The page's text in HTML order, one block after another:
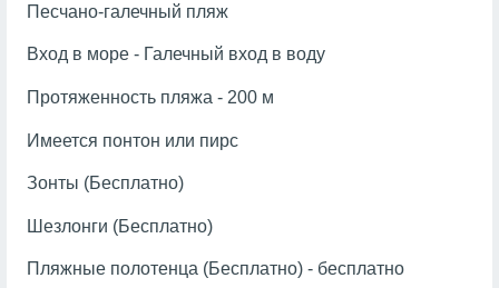
Песчано-галечный пляж
Вход в море - Галечный вход в воду
Протяженность пляжа - 200 м
Имеется понтон или пирс
Зонты (Бесплатно)
Шезлонги (Бесплатно)
Пляжные полотенца (Бесплатно) - бесплатно